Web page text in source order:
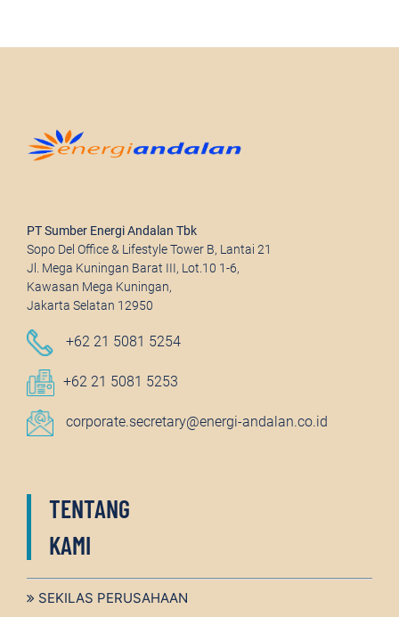
PT Sumber Energi Andalan Tbk
Sopo Del Office & Lifestyle Tower B, Lantai 21
Jl. Mega Kuningan Barat III, Lot.10 1-6,
Kawasan Mega Kuningan,
Jakarta Selatan 12950
+62 21 5081 5254
+62 21 5081 5253
corporate.secretary@energi-andalan.co.id
TENTANG
KAMI
SEKILAS PERUSAHAAN